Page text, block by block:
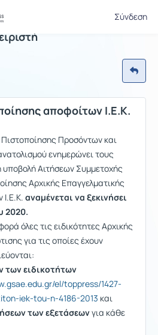
Σύνδεση
αποφοίτων Ι.Ε.Κ.
Προσόντων και
ενημερώνει τους
υποβολή Αιτήσεων Συμμετοχής
Αρχικής Επαγγελματικής
Ι.Ε.Κ. αναμένεται να ξεκινήσει
2020.
όλες τις ειδικότητες Αρχικής
για τις οποίες έχουν
των ειδικοτήτων
el/toppress/1427-
iek-tou-n-4186-2013 και
των εξετάσεωνγια κάθε